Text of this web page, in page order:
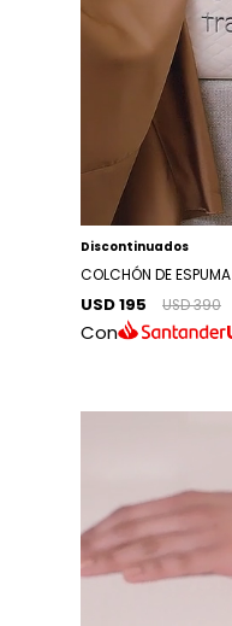
Discontinuados
COLCHÓN DE
USD 195 USD 390
Con